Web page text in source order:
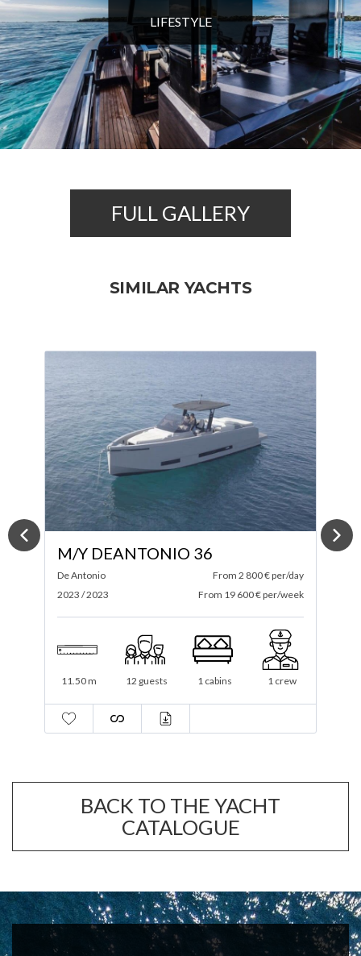
LIFESTYLE
FULL GALLERY
SIMILAR YACHTS
M/Y ABSOLUTE 52 FLY
Absolute
2024 / 2025
From 4 200 € per/day
From 29 400 € per/week
16 m 12 guests 3 cabins 2 crew
BACK TO THE YACHT
CATALOGUE